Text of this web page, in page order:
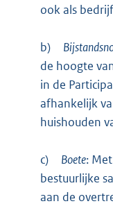
ook als
b)
de hoogte
in de
afhankelijk
huishouden
c) Boete:
bestuurlijke
aan de